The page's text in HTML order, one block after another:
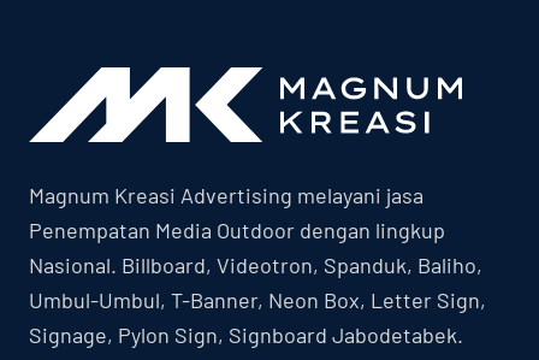
Magnum Kreasi Advertising melayani jasa
Penempatan Media Outdoor dengan lingkup
Nasional. Billboard, Videotron, Spanduk, Baliho,
Umbul-Umbul, T-Banner, Neon Box, Letter Sign,
Signage, Pylon Sign, Signboard Jabodetabek.